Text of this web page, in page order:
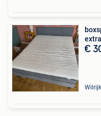
€
Wilrijk